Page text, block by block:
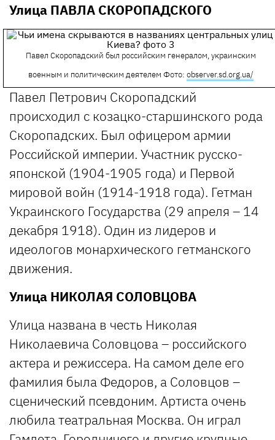
Улица ПАВЛА СКОРОПАДСКОГО
Павел Скоропадский был российским генералом, украинским
военным и политическим деятелем Фото: observer.sd.org.ua/
Павел Петрович Скоропадский
происходил с козацко-старшинского рода
Скоропадских. Был офицером армии
Российской империи. Участник русско-
японской (1904-1905 года) и Первой
мировой войн (1914-1918 года). Гетман
Украинского Государства (29 апреля – 14
декабря 1918). Один из лидеров и
идеологов монархического гетманского
движения.
Улица НИКОЛАЯ СОЛОВЦОВА
Улица названа в честь Николая
Николаевича Соловцова – российского
актера и режиссера. На самом деле его
фамилия была Федоров, а Соловцов –
сценический псевдоним. Артиста очень
любила театральная Москва. Он играл